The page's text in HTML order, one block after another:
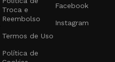
Troca e
Reembolso
Termos de Uso
Política de
Facebook
Instagram